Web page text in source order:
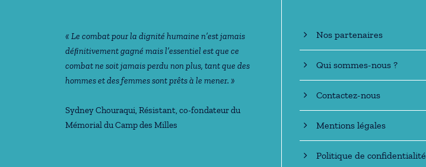
« Le combat pour la dignité humaine n’est jamais
déﬁnitivement gagné mais l’essentiel est que ce
combat ne soit jamais perdu non plus, tant que des
hommes et des femmes sont prêts à le mener. »
Sydney Chouraqui, Résistant, co-fondateur du
Mémorial du Camp des Milles
Nos partenaires
Qui sommes-nous ?
Contactez-nous
Mentions légales
Politique de confidentialité